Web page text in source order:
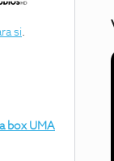
si.
box UMA